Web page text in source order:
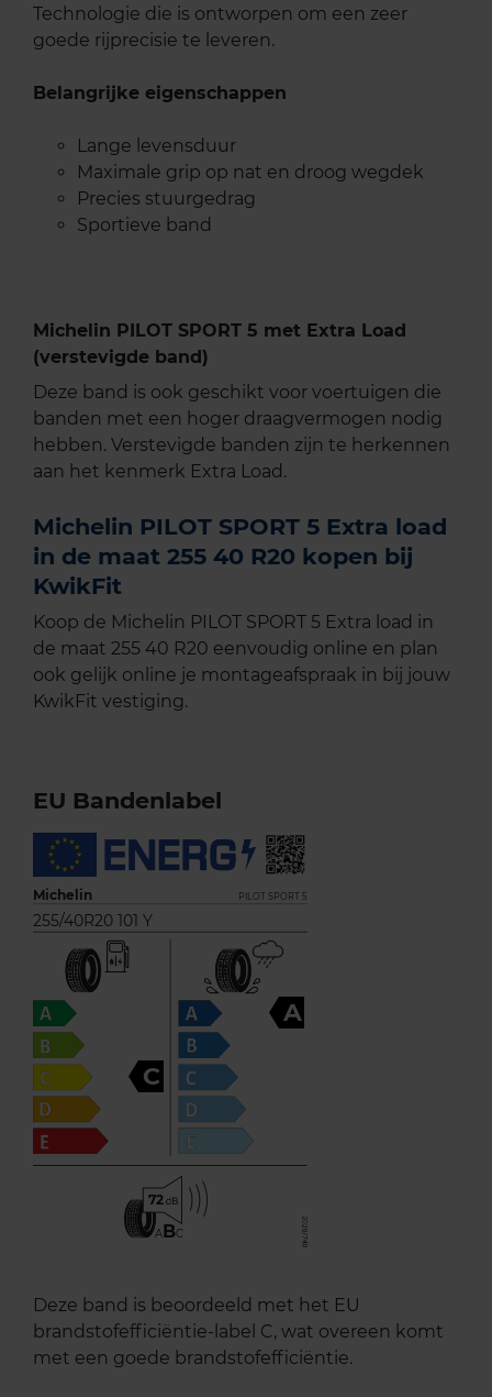
Technologie die is ontworpen om een zeer
goede rijprecisie te leveren.
Belangrijke eigenschappen
Lange levensduur
Maximale grip op nat en droog wegdek
Precies stuurgedrag
Sportieve band
Michelin PILOT SPORT 5 met Extra Load
(verstevigde band)
Deze band is ook geschikt voor voertuigen die
banden met een hoger draagvermogen nodig
hebben. Verstevigde banden zijn te herkennen
aan het kenmerk Extra Load.
Michelin PILOT SPORT 5 Extra load
in de maat 255 40 R20 kopen bij
KwikFit
Koop de Michelin PILOT SPORT 5 Extra load in
de maat 255 40 R20 eenvoudig online en plan
ook gelijk online je montageafspraak in bij jouw
KwikFit vestiging.
EU Bandenlabel
Michelin PILOT SPORT 5
255/40R20 101 Y
C
A
72
ABC
Deze band is beoordeeld met het EU
brandstofefficiëntie-label C, wat overeen komt
met een goede brandstofefficiëntie.